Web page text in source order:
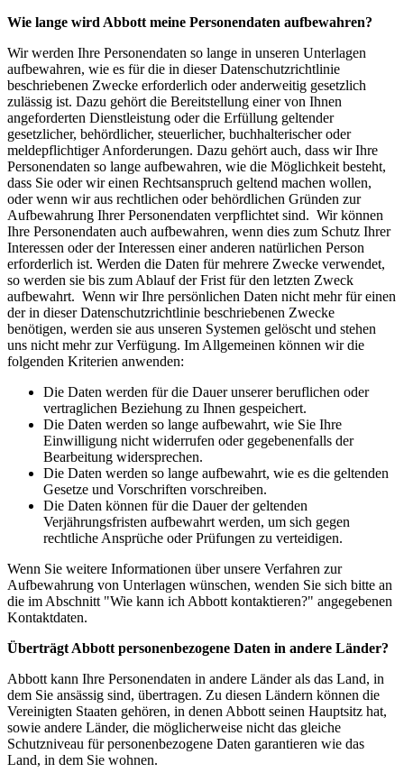
Wie lange wird Abbott meine Personendaten aufbewahren?
Wir werden Ihre Personendaten so lange in unseren Unterlagen
aufbewahren, wie es für die in dieser Datenschutzrichtlinie
beschriebenen Zwecke erforderlich oder anderweitig gesetzlich
zulässig ist. Dazu gehört die Bereitstellung einer von Ihnen
angeforderten Dienstleistung oder die Erfüllung geltender
gesetzlicher, behördlicher, steuerlicher, buchhalterischer oder
meldepflichtiger Anforderungen. Dazu gehört auch, dass wir Ihre
Personendaten so lange aufbewahren, wie die Möglichkeit besteht,
dass Sie oder wir einen Rechtsanspruch geltend machen wollen,
oder wenn wir aus rechtlichen oder behördlichen Gründen zur
Aufbewahrung Ihrer Personendaten verpflichtet sind. Wir können
Ihre Personendaten auch aufbewahren, wenn dies zum Schutz Ihrer
Interessen oder der Interessen einer anderen natürlichen Person
erforderlich ist. Werden die Daten für mehrere Zwecke verwendet,
so werden sie bis zum Ablauf der Frist für den letzten Zweck
aufbewahrt. Wenn wir Ihre persönlichen Daten nicht mehr für einen
der in dieser Datenschutzrichtlinie beschriebenen Zwecke
benötigen, werden sie aus unseren Systemen gelöscht und stehen
uns nicht mehr zur Verfügung. Im Allgemeinen können wir die
folgenden Kriterien anwenden:
Die Daten werden für die Dauer unserer beruflichen oder
vertraglichen Beziehung zu Ihnen gespeichert.
Die Daten werden so lange aufbewahrt, wie Sie Ihre
Einwilligung nicht widerrufen oder gegebenenfalls der
Bearbeitung widersprechen.
Die Daten werden so lange aufbewahrt, wie es die geltenden
Gesetze und Vorschriften vorschreiben.
Die Daten können für die Dauer der geltenden
Verjährungsfristen aufbewahrt werden, um sich gegen
rechtliche Ansprüche oder Prüfungen zu verteidigen.
Wenn Sie weitere Informationen über unsere Verfahren zur
Aufbewahrung von Unterlagen wünschen, wenden Sie sich bitte an
die im Abschnitt "Wie kann ich Abbott kontaktieren?" angegebenen
Kontaktdaten.
Überträgt Abbott personenbezogene Daten in andere Länder?
Abbott kann Ihre Personendaten in andere Länder als das Land, in
dem Sie ansässig sind, übertragen. Zu diesen Ländern können die
Vereinigten Staaten gehören, in denen Abbott seinen Hauptsitz hat,
sowie andere Länder, die möglicherweise nicht das gleiche
Schutzniveau für personenbezogene Daten garantieren wie das
Land, in dem Sie wohnen.